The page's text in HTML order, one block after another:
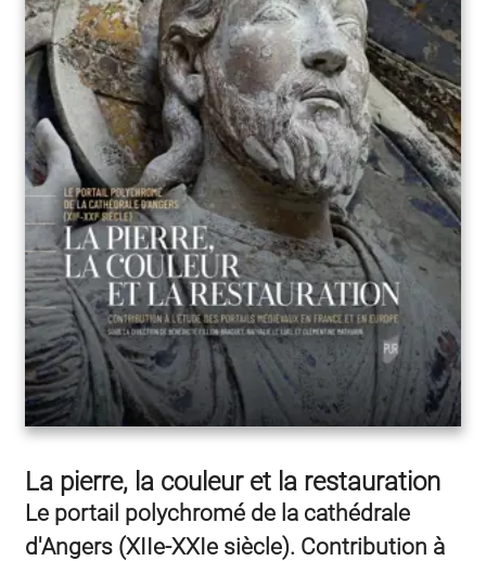
La pierre, la couleur et la restauration
Le portail polychromé de la cathédrale
d'Angers (XIIe-XXIe siècle). Contribution à